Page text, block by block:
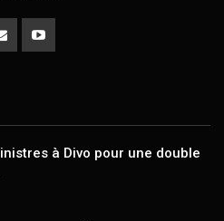
à Divo pour une double